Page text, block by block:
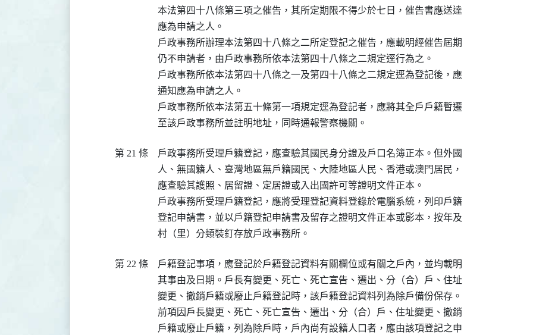
本法第四十八條第三項之催告，其所定期限不得少於七日，催告書應送達
應為申請之人。
戶政事務所辦理本法第四十八條之二所定登記之催告，應載明經催告屆期
仍不申請者，由戶政事務所依本法第四十八條之二規定逕行為之。
戶政事務所依本法第四十八條之一及第四十八條之二規定逕為登記後，應
通知應為申請之人。
戶政事務所依本法第五十條第一項規定逕為登記者，應將其全戶戶籍暫遷
至該戶政事務所並註明地址，同時通報警察機關。
第 21 條
戶政事務所受理戶籍登記，應查驗其國民身分證及戶口名簿正本。但外國
人、無國籍人、臺灣地區無戶籍國民、大陸地區人民、香港或澳門居民，
應查驗其護照、居留證、定居證或入出國許可等證明文件正本。
戶政事務所受理戶籍登記，應將受理登記資料登錄於電腦系統，列印戶籍
登記申請書，並以戶籍登記申請書及留存之證明文件正本或影本，按年及
村（里）分類裝釘存放戶政事務所。
第 22 條
戶籍登記事項，應登記於戶籍登記資料有關欄位或有關之戶內，並均載明
其事由及日期。戶長有變更、死亡、死亡宣告、遷出、分（合）戶、住址
變更、撤銷戶籍或廢止戶籍登記時，該戶籍登記資料列為除戶備份保存。
前項因戶長變更、死亡、死亡宣告、遷出、分（合）戶、住址變更、撤銷
戶籍或廢止戶籍，列為除戶時，戶內尚有設籍人口者，應由該項登記之申